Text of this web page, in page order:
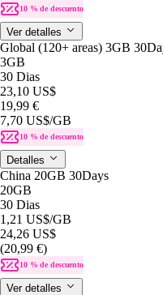
10 % de descuento
Ver detalles
Global (120+ areas) 3GB
3GB
30 Dias
23,10 US$
19,99 €
7,70 US$/GB
10 % de descuento
Detalles
China 20GB 30Days
20GB
30 Dias
1,21 US$/GB
24,26 US$
(20,99 €)
10 % de descuento
Ver detalles